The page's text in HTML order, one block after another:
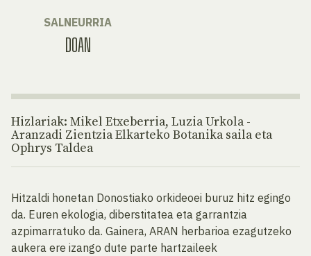
SALNEURRIA
DOAN
Hizlariak: Mikel Etxeberria, Luzia Urkola -
Aranzadi Zientzia Elkarteko Botanika saila eta
Ophrys Taldea
Hitzaldi honetan Donostiako orkideoei buruz hitz egingo
da. Euren ekologia, diberstitatea eta garrantzia
azpimarratuko da. Gainera, ARAN herbarioa ezagutzeko
aukera ere izango dute parte hartzaileek